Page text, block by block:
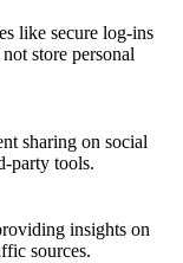
like secure log-ins
store personal
sharing on social
party tools.
insights on
sources.